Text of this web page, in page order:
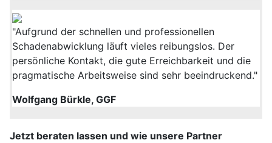
"Aufgrund der schnellen und professionellen
Schadenabwicklung läuft vieles reibungslos. Der
persönliche Kontakt, die gute Erreichbarkeit und die
pragmatische Arbeitsweise sind sehr beeindruckend."
Wolfgang Bürkle, GGF
Jetzt beraten lassen und wie unsere Partner